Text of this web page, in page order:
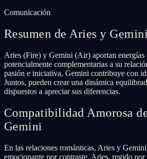
Comunicación
Resumen de Aries y Gemini
Aries (Fire) y Gemini (Air) aportan energías
potencialmente complementarias a su
pasión e iniciativa, Gemini contribuye con
Juntos, pueden crear una dinámica
dispuestos a apreciar sus diferencias.
Compatibilidad Amorosa
Gemini
En las relaciones románticas, Aries y
emocionante por contraste. Aries, regido